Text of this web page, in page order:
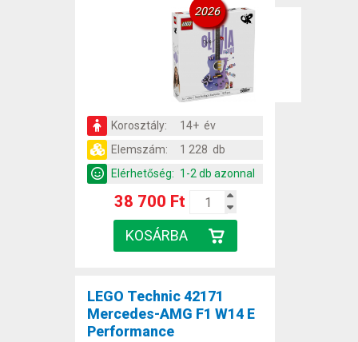
2026
Korosztály:
14+ év
Elemszám:
1 228 db
Elérhetőség: 1-2 db azonnal
38 700 Ft
LEGO Technic 42171
Mercedes-AMG F1 W14 E
Performance